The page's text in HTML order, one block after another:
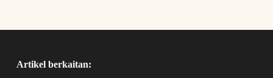
Artikel berkaitan: